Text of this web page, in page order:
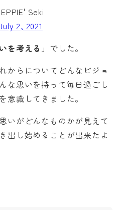
Seki
2, 2021
を考える 」でした。
からについてどんなビジョ
な思いを持って毎日過ごし
意識してきました。
いがどんなものかが見えて
出し始めることが出来たよ